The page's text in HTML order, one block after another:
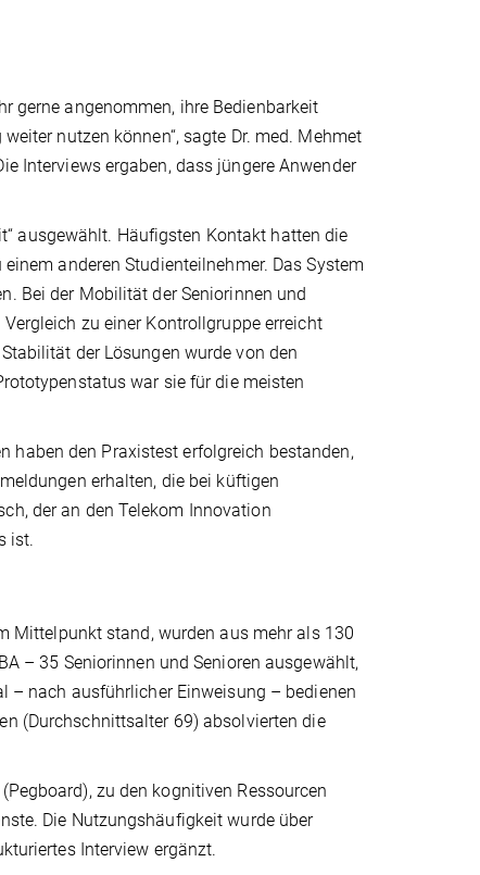
gerne angenommen, ihre Bedienbarkeit
nutzen können“, sagte Dr. med. Mehmet
Interviews ergaben, dass jüngere Anwender
ausgewählt. Häufigsten Kontakt hatten die
anderen Studienteilnehmer. Das System
Bei der Mobilität der Seniorinnen und
zu einer Kontrollgruppe erreicht
der Lösungen wurde von den
war sie für die meisten
haben den Praxistest erfolgreich bestanden,
erhalten, die bei küftigen
der an den Telekom Innovation
ist.
Mittelpunkt stand, wurden aus mehr als 130
– 35 Seniorinnen und Senioren ausgewählt,
– nach ausführlicher Einweisung – bedienen
(Durchschnittsalter 69) absolvierten die
zu den kognitiven Ressourcen
Die Nutzungshäufigkeit wurde über
Interview ergänzt.